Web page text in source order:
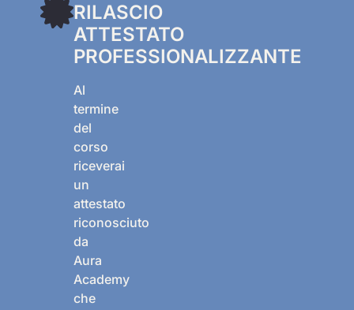
RILASCIO
ATTESTATO
PROFESSIONALIZZANTE
Al
termine
del
corso
riceverai
un
attestato
riconosciuto
da
Aura
Academy
che